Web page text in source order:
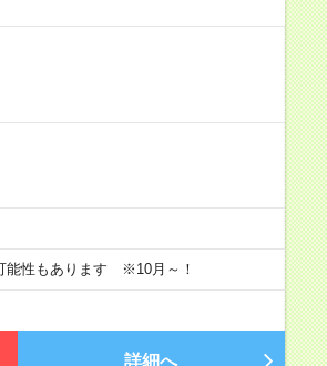
能性もあります ※10月～！
詳細へ